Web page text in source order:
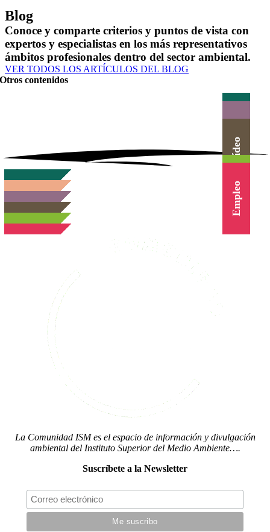
Blog
Conoce y comparte criterios y puntos de vista con
expertos y especialistas en los más representativos
ámbitos profesionales dentro del sector ambiental.
VER TODOS LOS ARTÍCULOS DEL BLOG
Otros contenidos
Actualidad
Agenda
Herramientas
Canal Vídeo
Cursos
Empleo
La Comunidad ISM es el espacio de información y divulgación
ambiental del Instituto Superior del Medio Ambiente….
Suscríbete a la Newsletter